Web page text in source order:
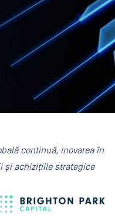
continuă, inovarea în
și achizițiile strategice